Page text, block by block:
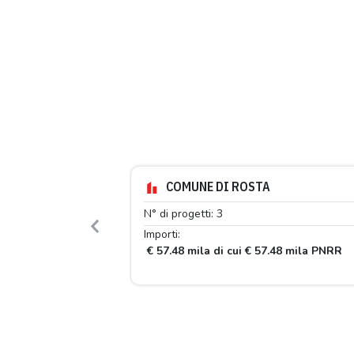
COMUNE DI ROSTA
N° di progetti: 3
Importi:
€ 57.48 mila di cui € 57.48 mila PNRR
Previous